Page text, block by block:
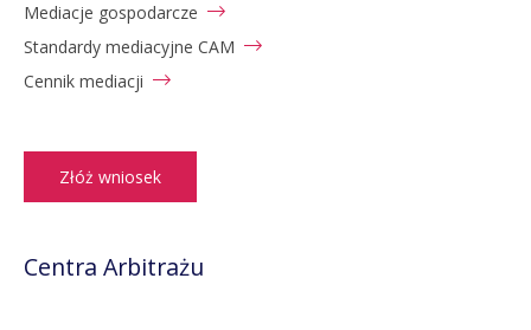
Mediacje gospodarcze
Standardy mediacyjne CAM
Cennik mediacji
Złóż wniosek
Centra Arbitrażu